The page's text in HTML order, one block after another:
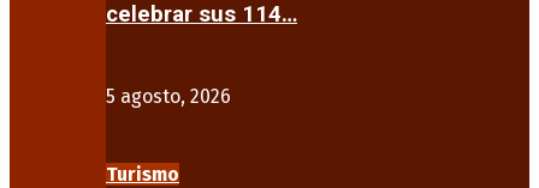
celebrar sus 114…
5 agosto, 2026
Turismo